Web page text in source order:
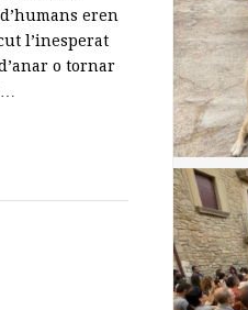
eren
l’inesperat
o tornar